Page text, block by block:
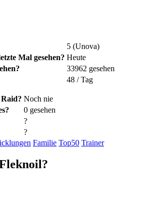
5 (Unova)
Mal gesehen? Heute
33962 gesehen
48 / Tag
Noch nie
0 gesehen
?
?
Familie Top50 Trainer